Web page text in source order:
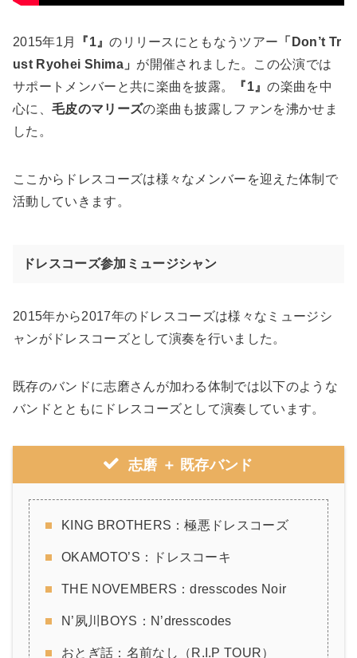
2015年1月 『1』のリリースにともなうツアー 「Don’t Tr
ust Ryohei Shima」 が開催されました。この公演では
サポートメンバーと共に楽曲を披露。
『1』の楽曲を中
心に、 毛皮のマリーズの楽曲も披露しファンを沸かせま
した。
ここからドレスコーズは様々なメンバーを迎えた体制で
活動していきます。
ドレスコーズ参加ミュージシャン
2015年から2017年のドレスコーズは様々なミュージシ
ャンがドレスコーズとして演奏を行いました。
既存のバンドに志磨さんが加わる体制では以下のような
バンドとともにドレスコーズとして演奏しています。
志磨 ＋ 既存バンド
KING BROTHERS：極悪ドレスコーズ
OKAMOTO’S：ドレスコーキ
THE NOVEMBERS：dresscodes Noir
N’夙川BOYS：N’dresscodes
おとぎ話：名前なし（R.I.P TOUR）